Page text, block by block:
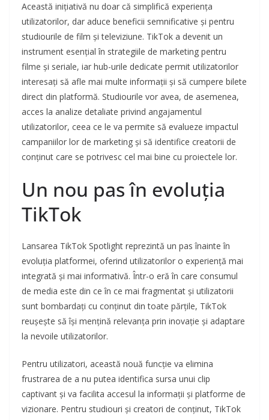
Această inițiativă nu doar că simplifică experiența
utilizatorilor, dar aduce beneficii semnificative și pentru
studiourile de film și televiziune. TikTok a devenit un
instrument esențial în strategiile de marketing pentru
filme și seriale, iar hub-urile dedicate permit utilizatorilor
interesați să afle mai multe informații și să cumpere bilete
direct din platformă. Studiourile vor avea, de asemenea,
acces la analize detaliate privind angajamentul
utilizatorilor, ceea ce le va permite să evalueze impactul
campaniilor lor de marketing și să identifice creatorii de
conținut care se potrivesc cel mai bine cu proiectele lor.
Un nou pas în evoluția
TikTok
Lansarea TikTok Spotlight reprezintă un pas înainte în
evoluția platformei, oferind utilizatorilor o experiență mai
integrată și mai informativă. Într-o eră în care consumul
de media este din ce în ce mai fragmentat și utilizatorii
sunt bombardați cu conținut din toate părțile, TikTok
reușește să își mențină relevanța prin inovație și adaptare
la nevoile utilizatorilor.
Pentru utilizatori, această nouă funcție va elimina
frustrarea de a nu putea identifica sursa unui clip
captivant și va facilita accesul la informații și platforme de
vizionare. Pentru studiouri și creatori de conținut, TikTok